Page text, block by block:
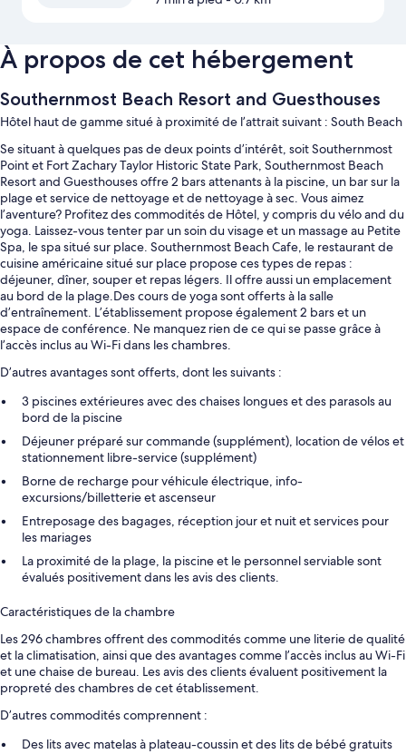
À propos de cet hébergement
Southernmost Beach Resort and Guesthouses
Hôtel haut de gamme situé à proximité de l’attrait suivant : South Beach
Se situant à quelques pas de deux points d’intérêt, soit Southernmost
Point et Fort Zachary Taylor Historic State Park, Southernmost Beach
Resort and Guesthouses offre 2 bars attenants à la piscine, un bar sur la
plage et service de nettoyage et de nettoyage à sec. Vous aimez
l’aventure? Profitez des commodités de Hôtel, y compris du vélo and du
yoga. Laissez-vous tenter par un soin du visage et un massage au Petite
Spa, le spa situé sur place. Southernmost Beach Cafe, le restaurant de
cuisine américaine situé sur place propose ces types de repas :
déjeuner, dîner, souper et repas légers. Il offre aussi un emplacement
au bord de la plage.Des cours de yoga sont offerts à la salle
d’entraînement. L’établissement propose également 2 bars et un
espace de conférence. Ne manquez rien de ce qui se passe grâce à
l’accès inclus au Wi-Fi dans les chambres.
D’autres avantages sont offerts, dont les suivants :
3 piscines extérieures avec des chaises longues et des parasols au
bord de la piscine
Déjeuner préparé sur commande (supplément), location de vélos et
stationnement libre-service (supplément)
Borne de recharge pour véhicule électrique, info-
excursions/billetterie et ascenseur
Entreposage des bagages, réception jour et nuit et services pour
les mariages
La proximité de la plage, la piscine et le personnel serviable sont
évalués positivement dans les avis des clients.
Caractéristiques de la chambre
Les 296 chambres offrent des commodités comme une literie de qualité
et la climatisation, ainsi que des avantages comme l’accès inclus au Wi-Fi
et une chaise de bureau. Les avis des clients évaluent positivement la
propreté des chambres de cet établissement.
D’autres commodités comprennent :
Des lits avec matelas à plateau-coussin et des lits de bébé gratuits